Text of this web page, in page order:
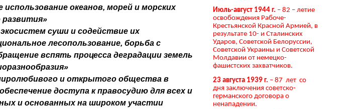
океанов, морей и морских
развития»
суши и содействие их
лесопользование, борьба с
вспять процесса деградации земель
и открытого общества в
доступа к правосудию для всех и
и основанных на широком участии
Июль-август 1944 г. – 82 – летие
освобождения Рабоче-
Крестьянской Красной Армией, в
результате 10- и Сталинских
Ударов, Советской Белоруссии,
Советской Украины и Советской
Молдавии от немецко-
фашистских захватчиков.
23 августа 1939 г. – 87 лет со
дня заключения советско-
германского договора о
ненападении.